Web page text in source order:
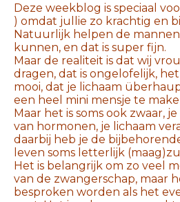
Deze weekblog is speciaal
) omdat jullie zo krachtig en
Natuurlijk helpen de mannen
kunnen, en dat is super fijn.
Maar de realiteit is dat wij
dragen, dat is ongelofelijk,
mooi, dat je lichaam
een heel mini mensje te
Maar het is soms ook zwaar,
van hormonen, je lichaam
daarbij heb je de
leven soms letterlijk
Het is belangrijk om zo veel
van de zwangerschap, maar
besproken worden als het